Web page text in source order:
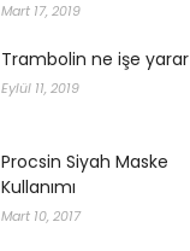
Mart 17, 2019
Trambolin ne işe yarar
Eylül 11, 2019
Procsin Siyah Maske
Kullanımı
Mart 10, 2017